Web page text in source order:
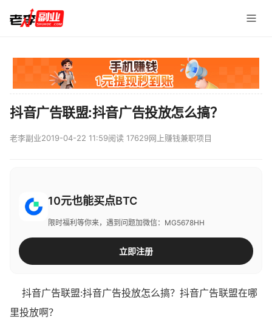
抖音广告联盟:抖音广告投放怎么搞？
老李副业2019-04-22 11:59阅读 17629网上赚钱兼职项目
10元也能买点BTC
限时福利等你来，遇到问题加微信：MG5678HH
立即注册
抖音广告联盟:抖音广告投放怎么搞？抖音广告联盟在哪
里投放啊？